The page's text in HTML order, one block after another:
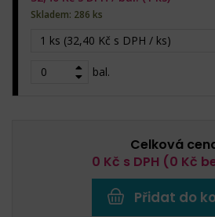
1 ks (32,40 Kč s DPH / ks)
bal.
Skladem: 286 ks
Celková
0 Kč s DPH (0 Kč
Přidat do